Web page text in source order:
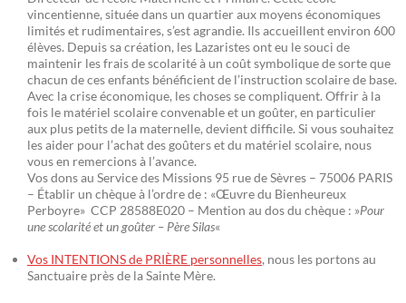
vincentienne, située dans un quartier aux moyens économiques
limités et rudimentaires, s’est agrandie. Ils accueillent environ 600
élèves. Depuis sa création, les Lazaristes ont eu le souci de
maintenir les frais de scolarité à un coût symbolique de sorte que
chacun de ces enfants bénéficient de l’instruction scolaire de base.
Avec la crise économique, les choses se compliquent. Offrir à la
fois le matériel scolaire convenable et un goûter, en particulier
aux plus petits de la maternelle, devient difficile. Si vous souhaitez
les aider pour l’achat des goûters et du matériel scolaire, nous
vous en remercions à l’avance.
Vos dons au Service des Missions 95 rue de Sèvres – 75006 PARIS
– Établir un chèque à l’ordre de : «Œuvre du Bienheureux
Perboyre» CCP 28588E020 – Mention au dos du chèque : »Pour
une scolarité et un goûter – Père Silas«
Vos INTENTIONS de PRIÈRE personnelles, nous les portons au
Sanctuaire près de la Sainte Mère.